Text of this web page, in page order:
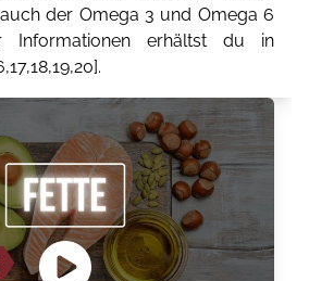
der Omega 3 und Omega 6
Informationen erhältst du in
,17,18,19,20].